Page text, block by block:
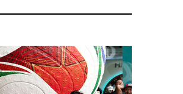
Белгородской области погиб
вчера, 14:54В Аргентине умер
отец футболиста Лионеля
Месси
вчера, 14:43Турция